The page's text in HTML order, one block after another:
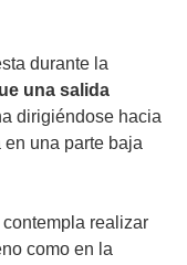
durante la
una salida
dirigiéndose hacia
una parte baja
realizar
como en la